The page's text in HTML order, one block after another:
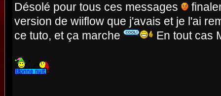
Désolé pour tous ces messages
version de wiiflow que j'avais et je l'ai
ce tuto, et ça marche
En tout cas